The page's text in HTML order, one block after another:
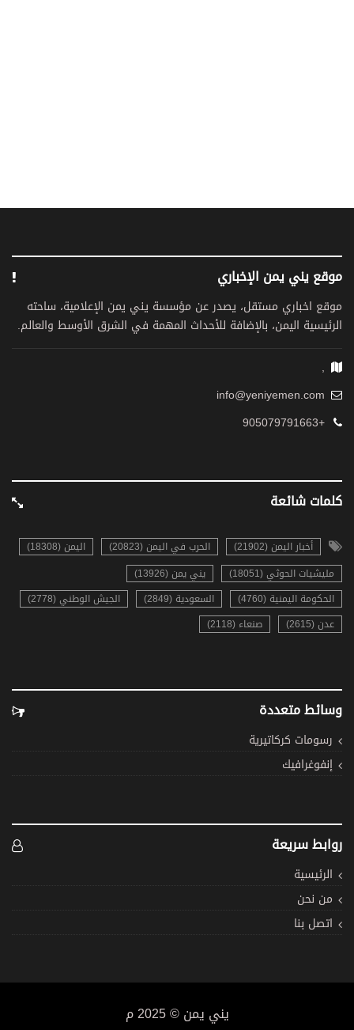
موقع يني يمن الإخباري
موقع اخباري مستقل، يصدر عن مؤسسة يني يمن الإعلامية، ساحته
الرئيسية اليمن، بالإضافة للأحداث المهمة في الشرق الأوسط والعالم.
,
info@yeniyemen.com
+905079791663
كلمات شائعة
أخبار اليمن (21902) الحرب في اليمن (20823)
اليمن (18308)
مليشيات الحوثي (18051)
يني يمن (13926)
الحكومة اليمنية (4760)
السعودية (2849)
الجيش الوطني (2778)
عدن (2615)
صنعاء (2118)
وسائط متعددة
رسومات كركاتيرية
إنفوغرافيك
روابط سريعة
الرئيسية
من نحن
اتصل بنا
يني يمن © 2025 م